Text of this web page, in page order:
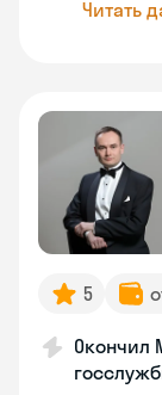
Читать
5
Окончил